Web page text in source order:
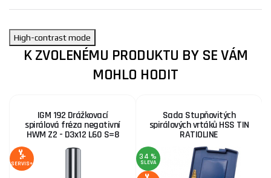
High-contrast mode
K ZVOLENÉMU PRODUKTU BY SE VÁM
MOHLO HODIT
IGM 192 Drážkovací
spirálová fréza negativní
HWM Z2 - D3x12 L60 S=8
SERVIS+
Sada Stupňovitých
spirálových vrtáků HSS TIN
RATIOLINE
34 %
SLEVA